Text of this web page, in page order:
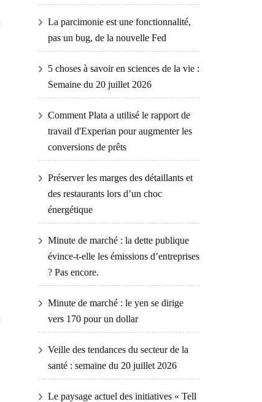
La parcimonie est une fonctionnalité,
pas un bug, de la nouvelle Fed
5 choses à savoir en sciences de la vie :
Semaine du 20 juillet 2026
Comment Plata a utilisé le rapport de
travail d'Experian pour augmenter les
conversions de prêts
Préserver les marges des détaillants et
des restaurants lors d’un choc
énergétique
Minute de marché : la dette publique
évince-t-elle les émissions d’entreprises
? Pas encore.
Minute de marché : le yen se dirige
vers 170 pour un dollar
Veille des tendances du secteur de la
santé : semaine du 20 juillet 2026
Le paysage actuel des initiatives « Tell